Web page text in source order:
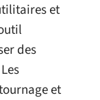
et
des
et